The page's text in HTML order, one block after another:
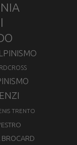
TRENTO
BROCARD